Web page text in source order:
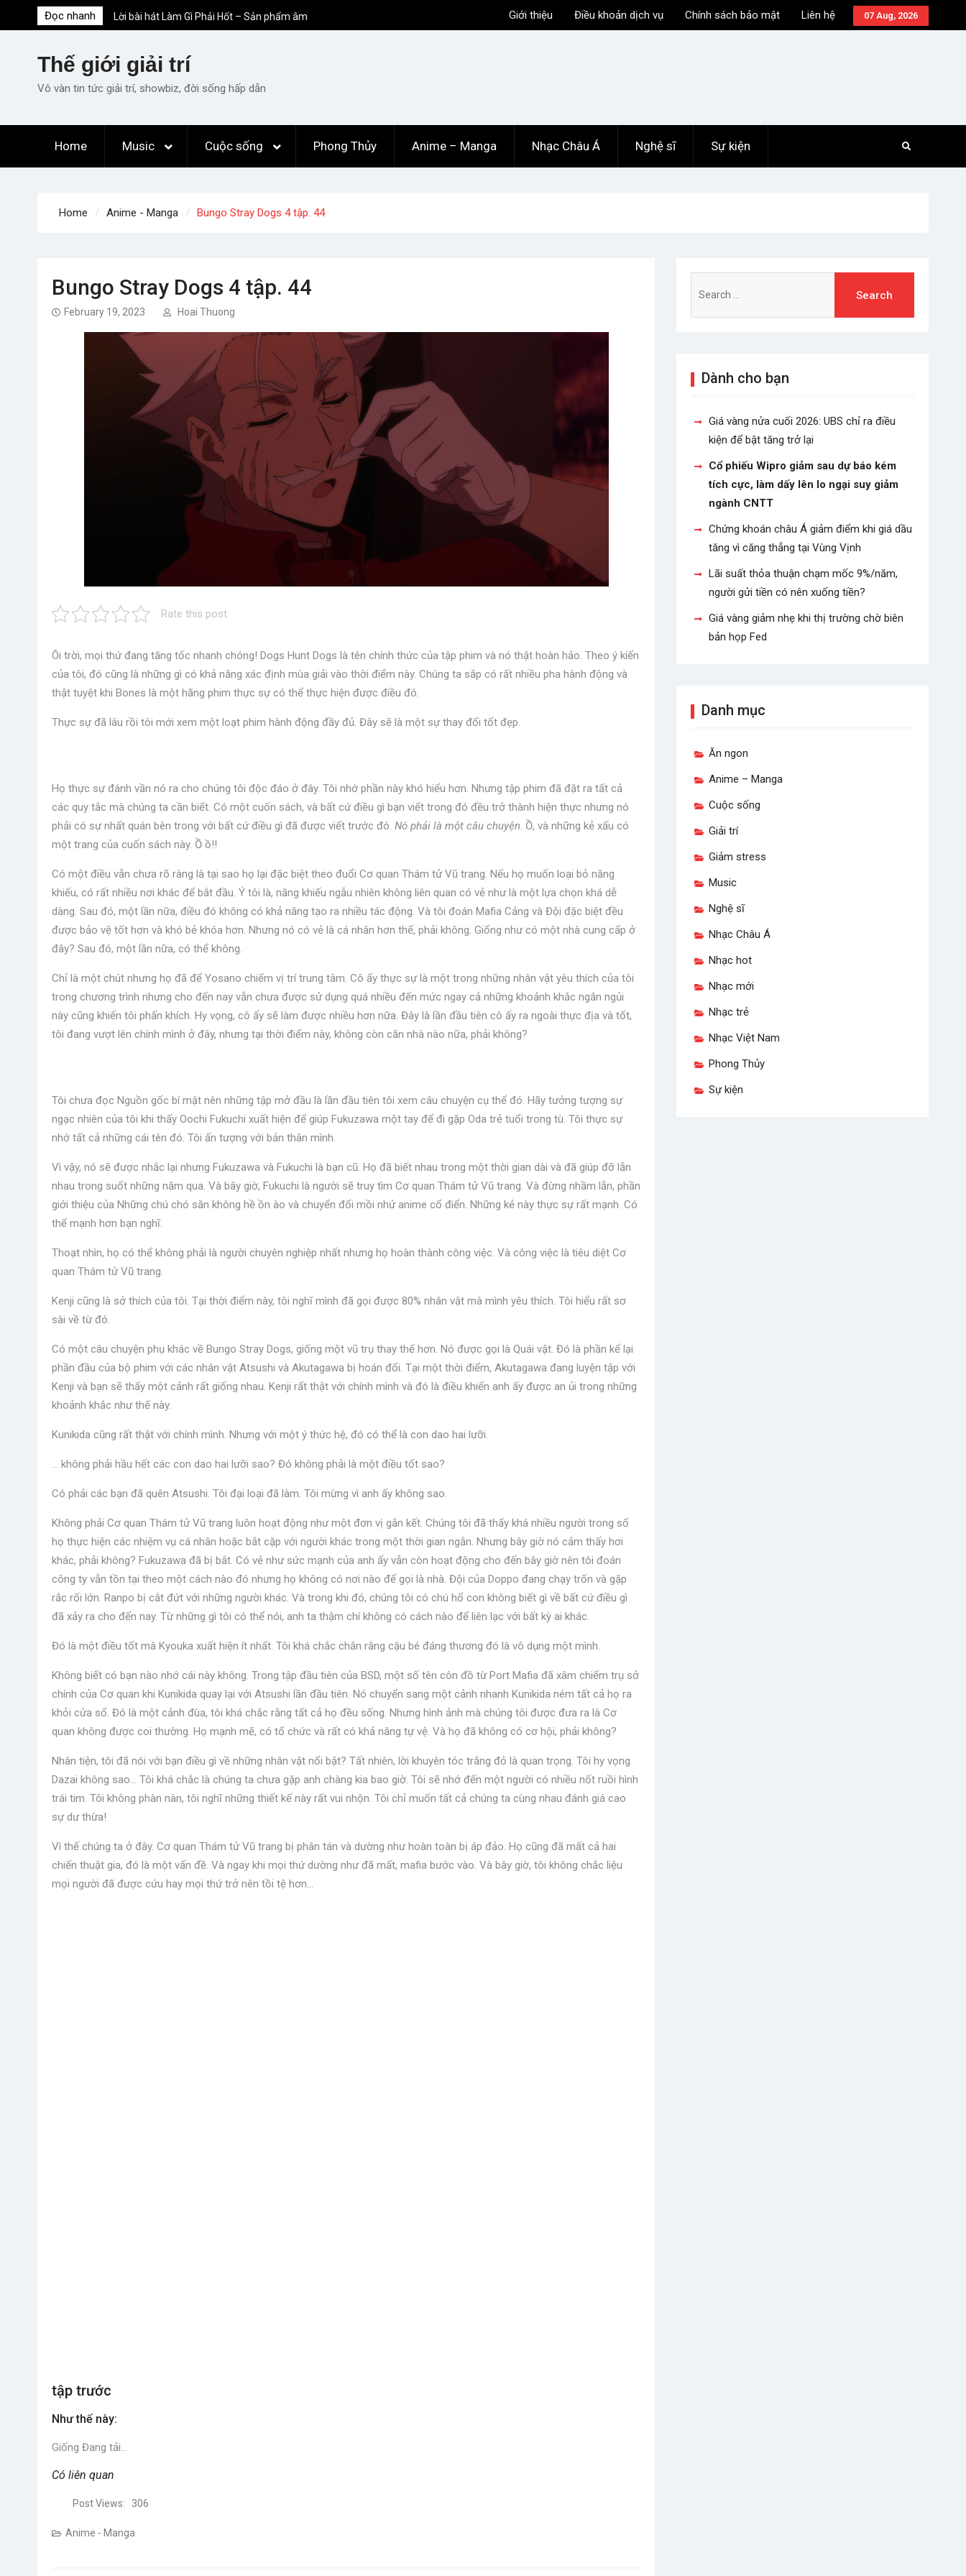
to
07 Aug, 2026
Giới thiệu Điều khoản dịch vụ Chính sách bảo mật Liên hệ
Đọc nhanh
Lời bài hát Làm Gì Phải Hốt – Sản phẩm âm
nhạc chất lượng chuẩn chất JustaTee
Tùng M-TP – Full lyrics bản chuẩn
List ca khúc nhạc tết hay và ý nghĩa nhất
Những ca khúc nhạc xuân “sặc mùi” quảng
cáo nhưng vẫn ấn tượng
Thế giới giải trí
Vô vàn tin tức giải trí, showbiz, đời sống hấp dẫn
Home Music Cuộc sống Phong Thủy Anime – Manga Nhạc Châu Á Nghệ sĩ Sự kiện
Home Anime - Manga Bungo Stray Dogs 4 tập. 44
Bungo Stray Dogs 4 tập. 44
February 19, 2023 Hoai Thuong
Rate this post
Ôi trời, mọi thứ đang tăng tốc nhanh chóng! Dogs Hunt Dogs là tên chính thức của tập phim và nó thật hoàn hảo. Theo ý kiến
​​​​của tôi, đó cũng là những gì có khả năng xác định mùa giải vào thời điểm này. Chúng ta sắp có rất nhiều pha hành động và
thật tuyệt khi Bones là một hãng phim thực sự có thể thực hiện được điều đó.
Thực sự đã lâu rồi tôi mới xem một loạt phim hành động đầy đủ. Đây sẽ là một sự thay đổi tốt đẹp.
Họ thực sự đánh vần nó ra cho chúng tôi độc đáo ở đây. Tôi nhớ phần này khó hiểu hơn. Nhưng tập phim đã đặt ra tất cả
các quy tắc mà chúng ta cần biết. Có một cuốn sách, và bất cứ điều gì bạn viết trong đó đều trở thành hiện thực nhưng nó
phải có sự nhất quán bên trong với bất cứ điều gì đã được viết trước đó. Nó phải là một câu chuyện. Ồ, và những kẻ xấu có
một trang của cuốn sách này. Ồ ồ!!
Có một điều vẫn chưa rõ ràng là tại sao họ lại đặc biệt theo đuổi Cơ quan Thám tử Vũ trang. Nếu họ muốn loại bỏ năng
khiếu, có rất nhiều nơi khác để bắt đầu. Ý tôi là, năng khiếu ngẫu nhiên không liên quan có vẻ như là một lựa chọn khá dễ
dàng. Sau đó, một lần nữa, điều đó không có khả năng tạo ra nhiều tác động. Và tôi đoán Mafia Cảng và Đội đặc biệt đều
được bảo vệ tốt hơn và khó bẻ khóa hơn. Nhưng nó có vẻ là cá nhân hơn thế, phải không. Giống như có một nhà cung cấp ở
đây? Sau đó, một lần nữa, có thể không.
Chỉ là một chút nhưng họ đã để Yosano chiếm vị trí trung tâm. Cô ấy thực sự là một trong những nhân vật yêu thích của tôi
trong chương trình nhưng cho đến nay vẫn chưa được sử dụng quá nhiều đến mức ngay cả những khoảnh khắc ngắn ngủi
này cũng khiến tôi phấn khích. Hy vọng, cô ấy sẽ làm được nhiều hơn nữa. Đây là lần đầu tiên cô ấy ra ngoài thực địa và tốt,
tôi đang vượt lên chính mình ở đây, nhưng tại thời điểm này, không còn căn nhà nào nữa, phải không?
Tôi chưa đọc Nguồn gốc bí mật nên những tập mở đầu là lần đầu tiên tôi xem câu chuyện cụ thể đó. Hãy tưởng tượng sự
ngạc nhiên của tôi khi thấy Oochi Fukuchi xuất hiện để giúp Fukuzawa một tay để đi gặp Oda trẻ tuổi trong tù. Tôi thực sự
nhớ tất cả những cái tên đó. Tôi ấn tượng với bản thân mình.
Vì vậy, nó sẽ được nhắc lại nhưng Fukuzawa và Fukuchi là bạn cũ. Họ đã biết nhau trong một thời gian dài và đã giúp đỡ lẫn
nhau trong suốt những năm qua. Và bây giờ, Fukuchi là người sẽ truy tìm Cơ quan Thám tử Vũ trang. Và đừng nhầm lẫn, phần
giới thiệu của Những chú chó săn không hề ồn ào và chuyển đổi mồi nhử anime cổ điển. Những kẻ này thực sự rất mạnh. Có
thể mạnh hơn bạn nghĩ.
Thoạt nhìn, họ có thể không phải là người chuyên nghiệp nhất nhưng họ hoàn thành công việc. Và công việc là tiêu diệt Cơ
quan Thám tử Vũ trang.
Kenji cũng là sở thích của tôi. Tại thời điểm này, tôi nghĩ mình đã gọi được 80% nhân vật mà mình yêu thích. Tôi hiểu rất sơ
sài về từ đó.
Có một câu chuyện phụ khác về Bungo Stray Dogs, giống một vũ trụ thay thế hơn. Nó được gọi là Quái vật. Đó là phần kể lại
phần đầu của bộ phim với các nhân vật Atsushi và Akutagawa bị hoán đổi. Tại một thời điểm, Akutagawa đang luyện tập với
Kenji và bạn sẽ thấy một cảnh rất giống nhau. Kenji rất thật với chính mình và đó là điều khiến anh ấy được an ủi trong những
khoảnh khắc như thế này.
Kunikida cũng rất thật với chính mình. Nhưng với một ý thức hệ, đó có thể là con dao hai lưỡi.
… không phải hầu hết các con dao hai lưỡi sao? Đó không phải là một điều tốt sao?
Có phải các bạn đã quên Atsushi. Tôi đại loại đã làm. Tôi mừng vì anh ấy không sao.
Không phải Cơ quan Thám tử Vũ trang luôn hoạt động như một đơn vị gắn kết. Chúng tôi đã thấy khá nhiều người trong số
họ thực hiện các nhiệm vụ cá nhân hoặc bắt cặp với người khác trong một thời gian ngắn. Nhưng bây giờ nó cảm thấy hơi
khác, phải không? Fukuzawa đã bị bắt. Có vẻ như sức mạnh của anh ấy vẫn còn hoạt động cho đến bây giờ nên tôi đoán
công ty vẫn tồn tại theo một cách nào đó nhưng họ không có nơi nào để gọi là nhà. Đội của Doppo đang chạy trốn và gặp
rắc rối lớn. Ranpo bị cắt đứt với những người khác. Và trong khi đó, chúng tôi có chú hổ con không biết gì về bất cứ điều gì
đã xảy ra cho đến nay. Từ những gì tôi có thể nói, anh ta thậm chí không có cách nào để liên lạc với bất kỳ ai khác.
Đó là một điều tốt mà Kyouka xuất hiện ít nhất. Tôi khá chắc chắn rằng cậu bé đáng thương đó là vô dụng một mình.
Không biết có bạn nào nhớ cái này không. Trong tập đầu tiên của BSD, một số tên côn đồ từ Port Mafia đã xâm chiếm trụ sở
chính của Cơ quan khi Kunikida quay lại với Atsushi lần đầu tiên. Nó chuyển sang một cảnh nhanh Kunikida ném tất cả họ ra
khỏi cửa sổ. Đó là một cảnh đùa, tôi khá chắc rằng tất cả họ đều sống. Nhưng hình ảnh mà chúng tôi được đưa ra là Cơ
quan không được coi thường. Họ mạnh mẽ, có tổ chức và rất có khả năng tự vệ. Và họ đã không có cơ hội, phải không?
Nhân tiện, tôi đã nói với bạn điều gì về những nhân vật nổi bật? Tất nhiên, lời khuyên tóc trắng đỏ là quan trọng. Tôi hy vọng
Dazai không sao… Tôi khá chắc là chúng ta chưa gặp anh chàng kia bao giờ. Tôi sẽ nhớ đến một người có nhiều nốt ruồi hình
trái tim. Tôi không phàn nàn, tôi nghĩ những thiết kế này rất vui nhộn. Tôi chỉ muốn tất cả chúng ta cùng nhau đánh giá cao
sự dư thừa!
Vì thế chúng ta ở đây. Cơ quan Thám tử Vũ trang bị phân tán và dường như hoàn toàn bị áp đảo. Họ cũng đã mất cả hai
chiến thuật gia, đó là một vấn đề. Và ngay khi mọi thứ dường như đã mất, mafia bước vào. Và bây giờ, tôi không chắc liệu
mọi người đã được cứu hay mọi thứ trở nên tồi tệ hơn…
tập trước
Như thế này:
Giống Đang tải…
Có liên quan
Post Views: 306
Anime - Manga
for:
Dành cho bạn
Giá vàng nửa cuối 2026: UBS chỉ ra điều
kiện để bật tăng trở lại
Cổ phiếu Wipro giảm sau dự báo kém
tích cực, làm dấy lên lo ngại suy giảm
ngành CNTT
Chứng khoán châu Á giảm điểm khi giá dầu
tăng vì căng thẳng tại Vùng Vịnh
Lãi suất thỏa thuận chạm mốc 9%/năm,
người gửi tiền có nên xuống tiền?
Giá vàng giảm nhẹ khi thị trường chờ biên
bản họp Fed
Danh mục
Ăn ngon
Anime – Manga
Cuộc sống
Giải trí
Giảm stress
Music
Nghệ sĩ
Nhạc Châu Á
Nhạc hot
Nhạc mới
Nhạc trẻ
Nhạc Việt Nam
Phong Thủy
Sự kiện